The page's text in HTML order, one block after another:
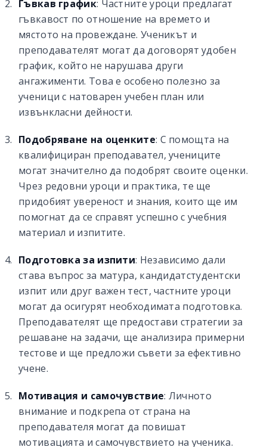
Гъвкав график: Частните уроци предлагат
гъвкавост по отношение на времето и
мястото на провеждане. Ученикът и
преподавателят могат да договорят удобен
график, който не нарушава други
ангажименти. Това е особено полезно за
ученици с натоварен учебен план или
извънкласни дейности.
Подобряване на оценките: С помощта на
квалифициран преподавател, учениците
могат значително да подобрят своите оценки.
Чрез редовни уроци и практика, те ще
придобият увереност и знания, които ще им
помогнат да се справят успешно с учебния
материал и изпитите.
Подготовка за изпити: Независимо дали
става въпрос за матура, кандидатстудентски
изпит или друг важен тест, частните уроци
могат да осигурят необходимата подготовка.
Преподавателят ще предостави стратегии за
решаване на задачи, ще анализира примерни
тестове и ще предложи съвети за ефективно
учене.
Мотивация и самочувствие: Личното
внимание и подкрепа от страна на
преподавателя могат да повишат
мотивацията и самочувствието на ученика.